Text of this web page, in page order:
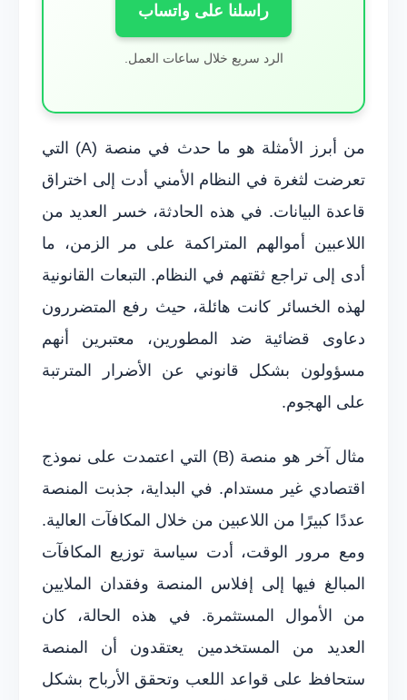
راسلنا على واتساب
الرد سريع خلال ساعات العمل.
من أبرز الأمثلة هو ما حدث في منصة (A) التي
تعرضت لثغرة في النظام الأمني أدت إلى اختراق
قاعدة البيانات. في هذه الحادثة، خسر العديد من
اللاعبين أموالهم المتراكمة على مر الزمن، ما
أدى إلى تراجع ثقتهم في النظام. التبعات القانونية
لهذه الخسائر كانت هائلة، حيث رفع المتضررون
دعاوى قضائية ضد المطورين، معتبرين أنهم
مسؤولون بشكل قانوني عن الأضرار المترتبة
على الهجوم.
مثال آخر هو منصة (B) التي اعتمدت على نموذج
اقتصادي غير مستدام. في البداية، جذبت المنصة
عددًا كبيرًا من اللاعبين من خلال المكافآت العالية.
ومع مرور الوقت، أدت سياسة توزيع المكافآت
المبالغ فيها إلى إفلاس المنصة وفقدان الملايين
من الأموال المستثمرة. في هذه الحالة، كان
العديد من المستخدمين يعتقدون أن المنصة
ستحافظ على قواعد اللعب وتحقق الأرباح بشكل